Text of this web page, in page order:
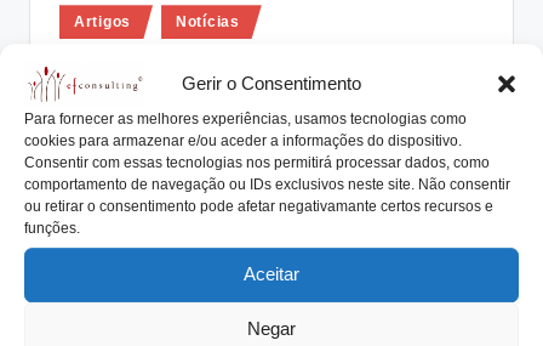
Gerir o Consentimento
Para fornecer as melhores experiências, usamos tecnologias como
cookies para armazenar e/ou aceder a informações do dispositivo.
Consentir com essas tecnologias nos permitirá processar dados, como
comportamento de navegação ou IDs exclusivos neste site. Não consentir
ou retirar o consentimento pode afetar negativamante certos recursos e
funções.
Aceitar
Negar
i
n
g
.
p
Posted
in
Artigos Notícias
catalisador disruptivo do mercado da
empresa familiar
Posted
by
António Nogueira da Costa Abril 27, 2018
As políticas públicas podem assumir-se como um
catalisador disruptivo do mercado da empresa familiar
Read More